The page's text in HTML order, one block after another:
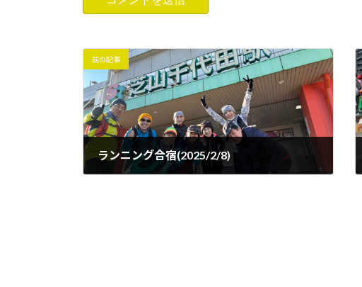
前の記事
ランニング合宿(2025/2/8)